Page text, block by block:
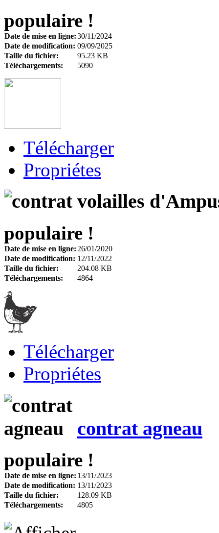
populaire !
Date de mise en ligne:30/11/2024
Date de modification: 09/09/2025
Taille du fichier:
95.23 KB
Téléchargements:
5090
Télécharger
Propriétes
populaire !
Date de mise en ligne: 26/01/2020
Date de modification: 12/11/2022
Taille du fichier:
204.08 KB
Téléchargements:
4864
Télécharger
Propriétes
contrat agneau
populaire !
Date de mise en ligne: 13/11/2023
Date de modification: 13/11/2023
Taille du fichier:
128.09 KB
Téléchargements:
4805